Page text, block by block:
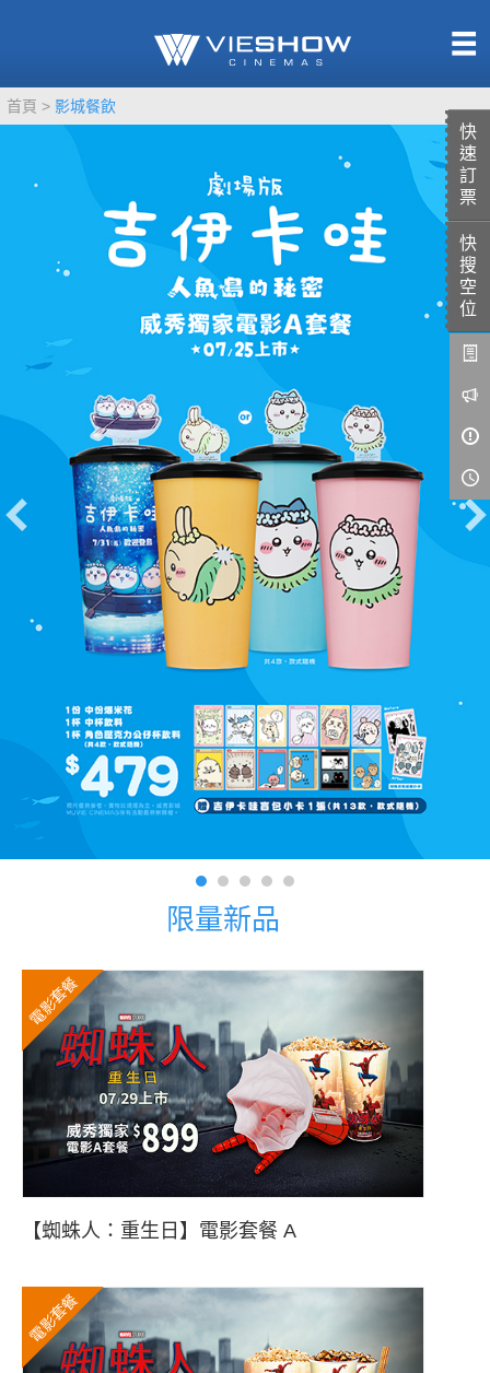
快
速
訂
票
快
搜
空
位
首頁 影城餐飲
限量新品
電影套餐
【蜘蛛人：重生日】電影套餐 A
電影套餐
即將上映
TITAN SCREEN
MUCROWN
4DX
GOLD CLASS
AD口述影像
LIVE演唱會
影城餐飲
UNICORN
影城公告
影城活動
中獎名單
合作夥伴
商家介紹
商場活動
加入iShow
會員活動